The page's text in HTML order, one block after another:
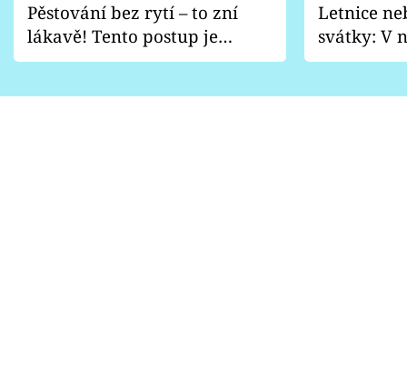
Pěstování bez rytí – to zní
lákavě! Tento postup je
vhodný jen pro některé
Letnice
svátky: V
pondělí